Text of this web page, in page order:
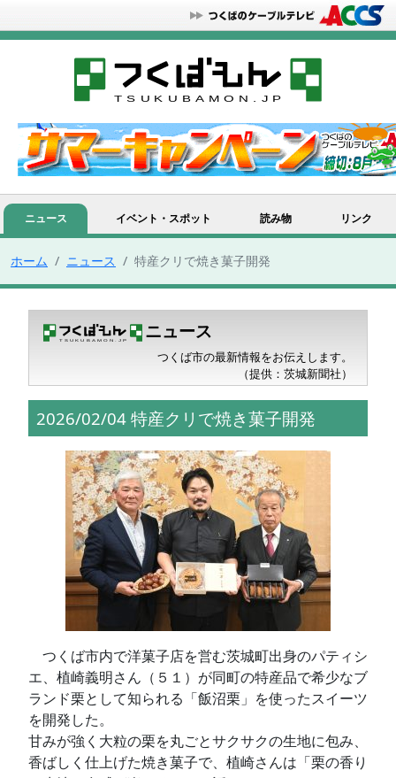
ニュース イベント・スポット 読み物 リンク
ホーム ニュース 特産クリで焼き菓子開発
ニュース
つくば市の最新情報をお伝えします。
（提供：茨城新聞社）
2026/02/04 特産クリで焼き菓子開発
つくば市内で洋菓子店を営む茨城町出身のパティシ
エ、植崎義明さん（５１）が同町の特産品で希少なブ
ランド栗として知られる「飯沼栗」を使ったスイーツ
を開発した。
甘みが強く大粒の栗を丸ごとサクサクの生地に包み、
香ばしく仕上げた焼き菓子で、植崎さんは「栗の香り